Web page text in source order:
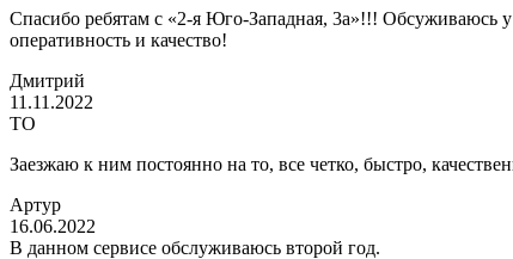
Спасибо ребятам с «2-я Юго-Западная, 3а»!!! Обсуживаюсь
оперативность и качество!
Дмитрий
11.11.2022
ТО
Заезжаю к ним постоянно на то, все четко, быстро,
Артур
16.06.2022
В данном сервисе обслуживаюсь второй год.